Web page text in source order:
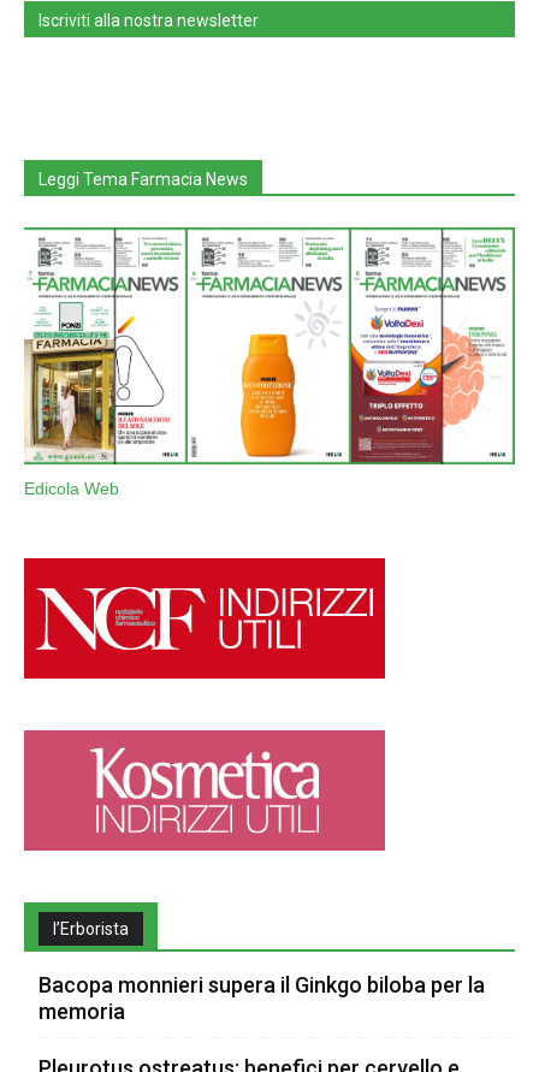
Iscriviti alla nostra newsletter
Leggi Tema Farmacia News
Edicola Web
l’Erborista
Bacopa monnieri supera il Ginkgo biloba per la
memoria